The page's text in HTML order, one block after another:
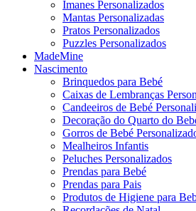
Ímanes Personalizados
Mantas Personalizadas
Pratos Personalizados
Puzzles Personalizados
MadeMine
Nascimento
Brinquedos para Bebé
Caixas de Lembranças
Candeeiros de Bebé
Decoração do Quarto do
Gorros de Bebé
Mealheiros Infantis
Peluches Personalizados
Prendas para Bebé
Prendas para Pais
Produtos de Higiene para